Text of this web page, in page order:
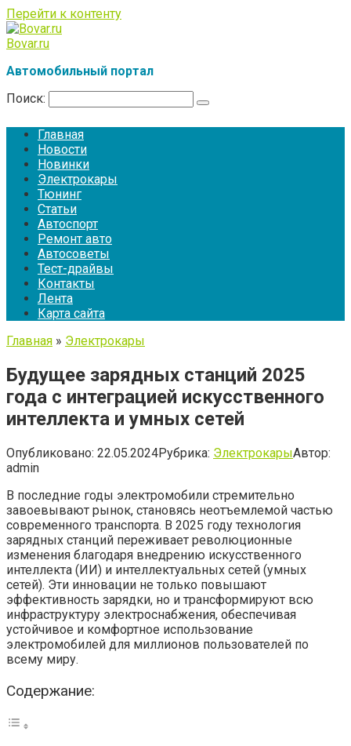
Перейти к контенту
Bovar.ru
Автомобильный портал
Поиск:
Главная
Новости
Новинки
Электрокары
Тюнинг
Статьи
Автоспорт
Ремонт авто
Автосоветы
Тест-драйвы
Контакты
Лента
Карта сайта
Главная » Электрокары
Будущее зарядных станций 2025
года с интеграцией искусственного
интеллекта и умных сетей
Опубликовано: 22.05.2024Рубрика: ЭлектрокарыАвтор:
admin
В последние годы электромобили стремительно
завоевывают рынок, становясь неотъемлемой частью
современного транспорта. В 2025 году технология
зарядных станций переживает революционные
изменения благодаря внедрению искусственного
интеллекта (ИИ) и интеллектуальных сетей (умных
сетей). Эти инновации не только повышают
эффективность зарядки, но и трансформируют всю
инфраструктуру электроснабжения, обеспечивая
устойчивое и комфортное использование
электромобилей для миллионов пользователей по
всему миру.
Содержание: